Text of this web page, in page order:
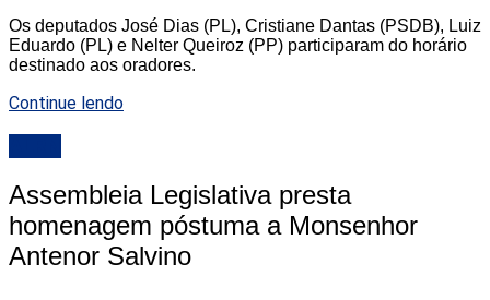
Os deputados José Dias (PL), Cristiane Dantas (PSDB), Luiz
Eduardo (PL) e Nelter Queiroz (PP) participaram do horário
destinado aos oradores.
Continue lendo
Assembleia Legislativa presta
homenagem póstuma a Monsenhor
Antenor Salvino